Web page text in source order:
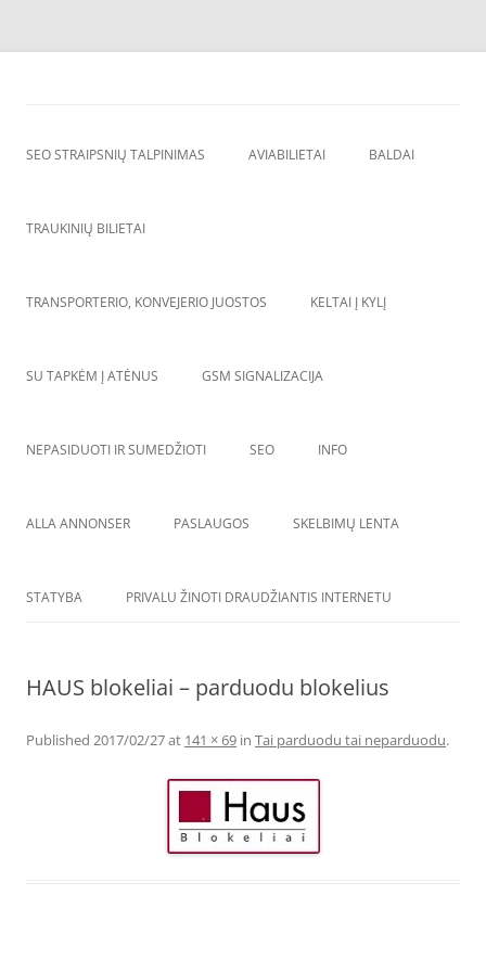
Skip
SEO STRAIPSNIŲ TALPINIMAS AVIABILIETAI BALDAI
TRAUKINIŲ BILIETAI
TRANSPORTERIO, KONVEJERIO JUOSTOS KELTAI Į KYLĮ
SU TAPKĖM Į ATĖNUS GSM SIGNALIZACIJA
NEPASIDUOTI IR SUMEDŽIOTI SEO INFO
ALLA ANNONSER PASLAUGOS SKELBIMŲ LENTA
STATYBA PRIVALU ŽINOTI DRAUDŽIANTIS INTERNETU
HAUS blokeliai – parduodu blokelius
Published 2017/02/27at 141 × 69 in Tai parduodu tai neparduodu.